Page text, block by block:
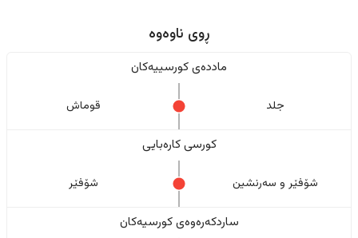
ڕوی ناوەوە
ماددەی کورسییەکان
جلد قوماش
کورسی کارەبایی
شۆفێر و سەرنشین شۆفێر
ساردکەرەوەی کورسیەکان